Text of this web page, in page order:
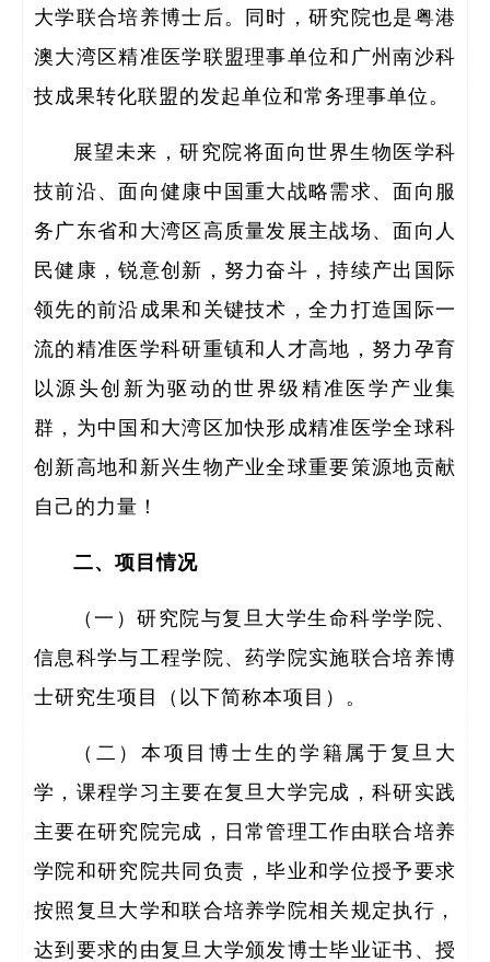
博士
大学联合培养博士后。同时，研究院也是粤港
澳大湾区精准医学联盟理事单位和广州南沙科
技成果转化联盟的发起单位和常务理事单位。
展望未来，研究院将面向世界生物医学科
技前沿、面向健康中国重大战略需求、面向服
务广东省和大湾区高质量发展主战场、面向人
民健康，锐意创新，努力奋斗，持续产出国际
领先的前沿成果和关键技术，全力打造国际一
流的精准医学科研重镇和人才高地，努力孕育
以源头创新为驱动的世界级精准医学产业集
群，为中国和大湾区加快形成精准医学全球科
创新高地和新兴生物产业全球重要策源地贡献
自己的力量！
二、项目情况
（一）研究院与复旦大学生命科学学院、
信息科学与工程学院、药学院实施联合培养博
士研究生项目（以下简称本项目）。
（二）本项目博士生的学籍属于复旦大
学，课程学习主要在复旦大学完成，科研实践
主要在研究院完成，日常管理工作由联合培养
学院和研究院共同负责，毕业和学位授予要求
按照复旦大学和联合培养学院相关规定执行，
达到要求的由复旦大学颁发博士毕业证书、授